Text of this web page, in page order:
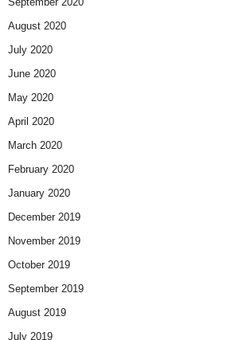
August 2020
July 2020
June 2020
May 2020
April 2020
March 2020
February 2020
January 2020
December 2019
November 2019
October 2019
September 2019
August 2019
July 2019